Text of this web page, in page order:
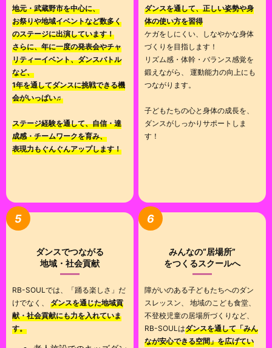
地元・武蔵野市を中心に、
お祭りや地域イベントなど数多く
のステージに出演しています！
さらに、年に一度の発表会やチャ
リティーイベント、ダンスバトル
など、
1年を通してダンスに挑戦できる機
会がいっぱい♬
ステージ経験を通して、自信・達
成感・チームワークを育み、
表現力もぐんぐんアップします！
ダンスを通して、正しい姿勢や身
体の使い方を習得
ケガをしにくい、しなやかな身体
づくりを目指します！
リズム感・体幹・バランス感覚を
鍛えながら、 運動能力の向上にも
つながります。
子どもたちの心と身体の成長を、
ダンスがしっかりサポートしま
す！
5
ダンスでつながる
地域・社会貢献
RB-SOULでは、「踊る楽しさ」だ
けでなく、 ダンスを通じた地域貢
献・社会貢献にも力を入れていま
す。
6
みんなの“居場所”
をつくるスクールへ
障がいのある子どもたちへのダン
スレッスン、 地域のこども食堂、
不登校児童の居場所づくりなど、
RB-SOULはダンスを通して「みん
なが安心できる空間」を広げてい